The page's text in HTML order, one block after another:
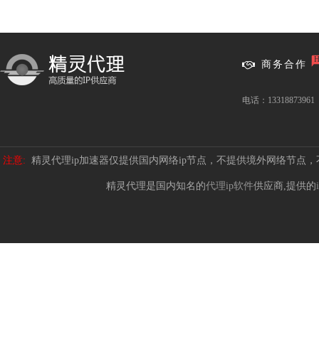
商务合作
电话：13318873961
注意: 精灵代理ip加速器仅提供国内网络ip节点，不提供境外网络节点
精灵代理是国内知名的代理ip软件供应商,提供的